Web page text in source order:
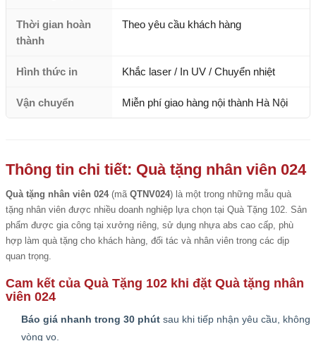
Thời gian hoàn
thành
Theo yêu cầu khách hàng
Hình thức in Khắc laser / In UV / Chuyển nhiệt
Vận chuyển Miễn phí giao hàng nội thành Hà Nội
Thông tin chi tiết: Quà tặng nhân viên 024
Quà tặng nhân viên 024(mã QTNV024) là một trong những mẫu quà
tặng nhân viên được nhiều doanh nghiệp lựa chọn tại Quà Tặng 102. Sản
phẩm được gia công tại xưởng riêng, sử dụng nhựa abs cao cấp, phù
hợp làm quà tặng cho khách hàng, đối tác và nhân viên trong các dịp
quan trọng.
Cam kết của Quà Tặng 102 khi đặt Quà tặng nhân
viên 024
Báo giá nhanh trong 30 phút sau khi tiếp nhận yêu cầu, không
vòng vo.